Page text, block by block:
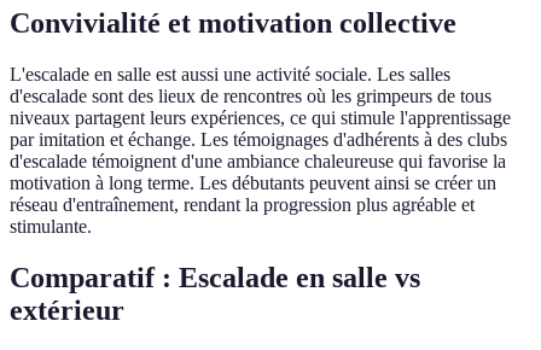
Convivialité et motivation collective
L'escalade en salle est aussi une activité sociale. Les salles
d'escalade sont des lieux de rencontres où les grimpeurs de tous
niveaux partagent leurs expériences, ce qui stimule l'apprentissage
par imitation et échange. Les témoignages d'adhérents à des clubs
d'escalade témoignent d'une ambiance chaleureuse qui favorise la
motivation à long terme. Les débutants peuvent ainsi se créer un
réseau d'entraînement, rendant la progression plus agréable et
stimulante.
Comparatif : Escalade en salle vs
extérieur